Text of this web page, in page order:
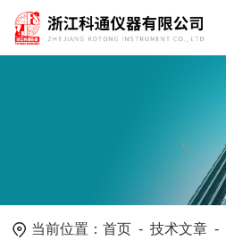
当前位置：首页 -技术文章 -